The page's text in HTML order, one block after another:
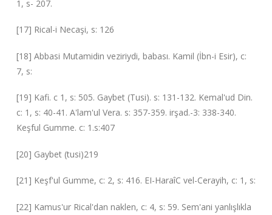
1, s- 207.
[17] Rical-i Necaşi, s: 126
[18] Abbasi Mutamidin veziriydi, babası. Kamil (İbn-i Esir), c:
7, s:
[19] Kafi. c 1, s: 505. Gaybet (Tusi). s: 131-132. Kemal'ud Din.
c: 1, s: 40-41. A'lam'ul Vera. s: 357-359. irşad.-3: 338-340.
Keşful Gumme. c: 1.s:407
[20] Gaybet (tusi)219
[21] Keşf'ul Gumme, c: 2, s: 416. EI-HaraîC vel-Cerayih, c: 1, s:
[22] Kamus'ur Rical'dan naklen, c: 4, s: 59. Sem'ani yanlışlıkla